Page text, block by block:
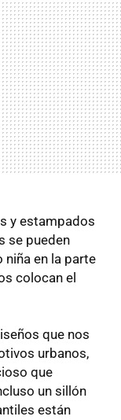
y estampados
se pueden
niña en la parte
colocan el
que nos
urbanos,
que
un sillón
están